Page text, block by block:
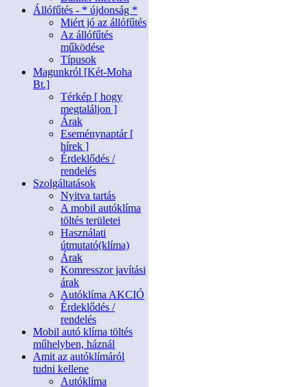
Állófűtés - * újdonság *
Miért jó az állófűtés
Az állófűtés
működése
Típusok
Magunkról [Két-Moha
Bt.]
Térkép [ hogy
megtaláljon ]
Árak
Eseménynaptár [
hírek ]
Érdeklődés /
rendelés
Szolgáltatások
Nyitva tartás
A mobil autóklíma
töltés területei
Használati
útmutató(klíma)
Árak
Komresszor javítási
árak
Autóklíma AKCIÓ
Érdeklődés /
rendelés
Mobil autó klíma töltés
műhelyben, háznál
Amit az autóklímáról
tudni kellene
Autóklíma